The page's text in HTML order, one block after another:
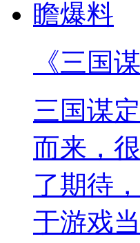
《三国
三国谋
而来，
了期待
于游戏